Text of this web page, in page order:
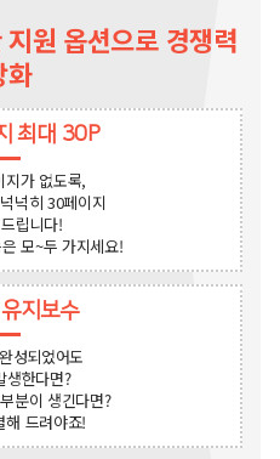
원 옵션으로 경쟁력
화
최대 30P
지가 없도록,
넉히 30페이지
립니다!
모~두 가지세요!
지보수
성되었어도
생한다면?
분이 생긴다면?
해 드려야죠!